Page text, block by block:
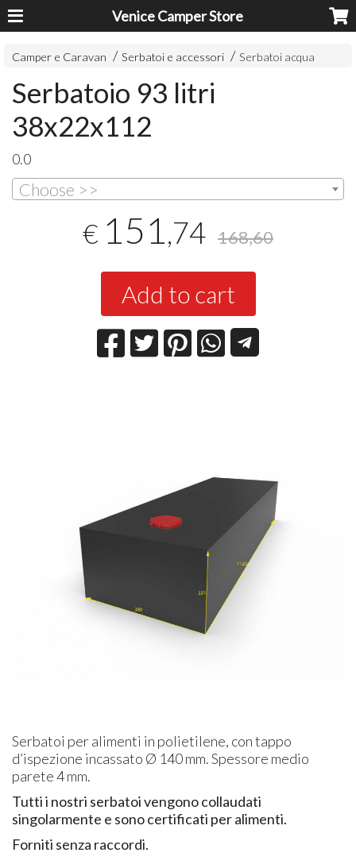
Venice Camper Store
Camper e Caravan Serbatoi e accessori Serbatoi acqua
Serbatoio 93 litri
38x22x112
0.0
Choose >>
€ 151,74 168,60
Add to cart
Serbatoi per alimenti in polietilene, con tappo
d’ispezione incassato Ø 140 mm. Spessore medio
parete 4 mm.
Tutti i nostri serbatoi vengono collaudati
singolarmente e sono certificati per alimenti.
Forniti senza raccordi.